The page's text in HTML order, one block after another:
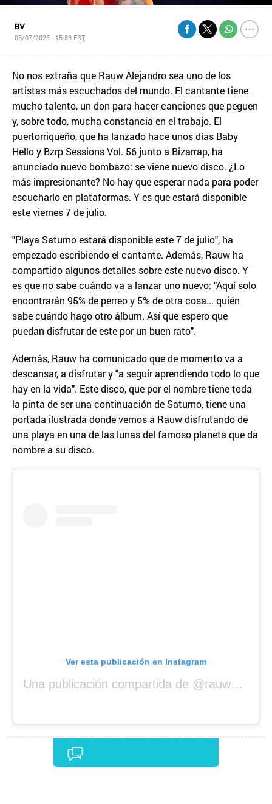
BV
03/07/2023 - 15:59 EST
No nos extraña que Rauw Alejandro sea uno de los
artistas más escuchados del mundo. El cantante tiene
mucho talento, un don para hacer canciones que peguen
y, sobre todo, mucha constancia en el trabajo. El
puertorriqueño, que ha lanzado hace unos días Baby
Hello y Bzrp Sessions Vol. 56 junto a Bizarrap, ha
anunciado nuevo bombazo: se viene nuevo disco. ¿Lo
más impresionante? No hay que esperar nada para poder
escucharlo en plataformas. Y es que estará disponible
este viernes 7 de julio.
"Playa Saturno estará disponible este 7 de julio", ha
empezado escribiendo el cantante. Además, Rauw ha
compartido algunos detalles sobre este nuevo disco. Y
es que no sabe cuándo va a lanzar uno nuevo: "Aquí solo
encontrarán 95% de perreo y 5% de otra cosa... quién
sabe cuándo hago otro álbum. Así que espero que
puedan disfrutar de este por un buen rato".
Además, Rauw ha comunicado que de momento va a
descansar, a disfrutar y "a seguir aprendiendo todo lo que
hay en la vida". Este disco, que por el nombre tiene toda
la pinta de ser una continuación de Saturno, tiene una
portada ilustrada donde vemos a Rauw disfrutando de
una playa en una de las lunas del famoso planeta que da
nombre a su disco.
Ver esta publicación en Instagram
Una publicación compartida de @rauwalejandro